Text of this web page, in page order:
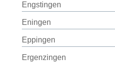
Engstingen
Eningen
Eppingen
Ergenzingen